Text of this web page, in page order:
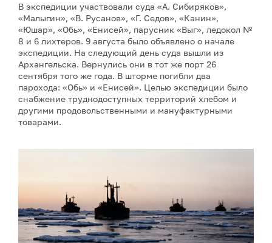
В экспедиции участвовали суда «А. Сибиряков»,
«Малыгин», «В. Русанов», «Г. Седов», «Канин»,
«Юшар», «Обь», «Енисей», парусник «Выг», ледокол №
8 и 6 лихтеров. 9 августа было объявлено о начале
экспедиции. На следующий день суда вышли из
Архангельска. Вернулись они в тот же порт 26
сентября того же года. В шторме погибли два
парохода: «Обь» и «Енисей». Целью экспедиции было
снабжение труднодоступных территорий хлебом и
другими продовольственными и мануфактурными
товарами.